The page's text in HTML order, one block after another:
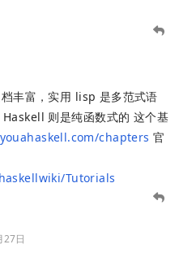
丰富，实用 lisp 是多范式语
则是纯函数式的 这个基
chapters 官
Tutorials
27日